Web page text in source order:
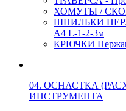
ХОМУТЫ /
ШПИЛЬКИ
А4 L-1-2-3м
КРЮЧКИ
04. ОСНАСТКА
ИНСТРУМЕНТА